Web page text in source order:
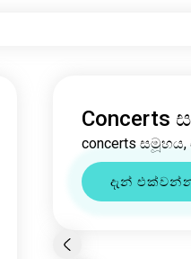
Concerts
concerts
දැන්